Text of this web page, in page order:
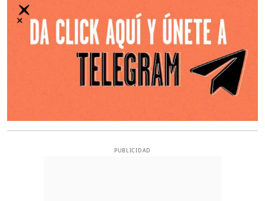
PUBLICIDAD